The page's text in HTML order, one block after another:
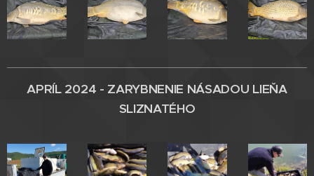
APRÍL 2024 - ZARYBNENIE NÁSADOU LIEŇA
SLIZNATÉHO